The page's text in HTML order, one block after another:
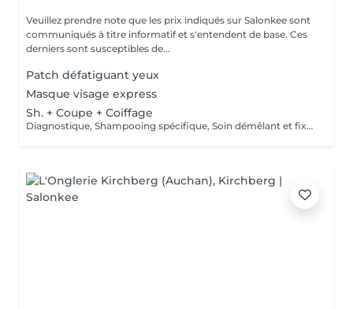
Veuillez prendre note que les prix indiqués sur Salonkee sont
communiqués à titre informatif et s'entendent de base. Ces
derniers sont susceptibles de...
Patch défatiguant yeux
Masque visage express
Sh. + Coupe + Coiffage
Diagnostique, Shampooing spécifique, Soin démêlant et fixation inclus. Veuillez prendre note que les prix indiqués sur Salonkee sont communiqués à titre informatif et s'entendent de base. Ces derniers sont susceptibles de varier selon le diagnostic réalisé à votre arrivée au salon et l'expertise du professionnel à qui vous confiez votre beauté. Dans tous les cas, un devis précis vous sera proposé et toutes réalisations de prestations seront effectuées avec votre accord.